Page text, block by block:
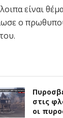
είναι
ο
στις
οι